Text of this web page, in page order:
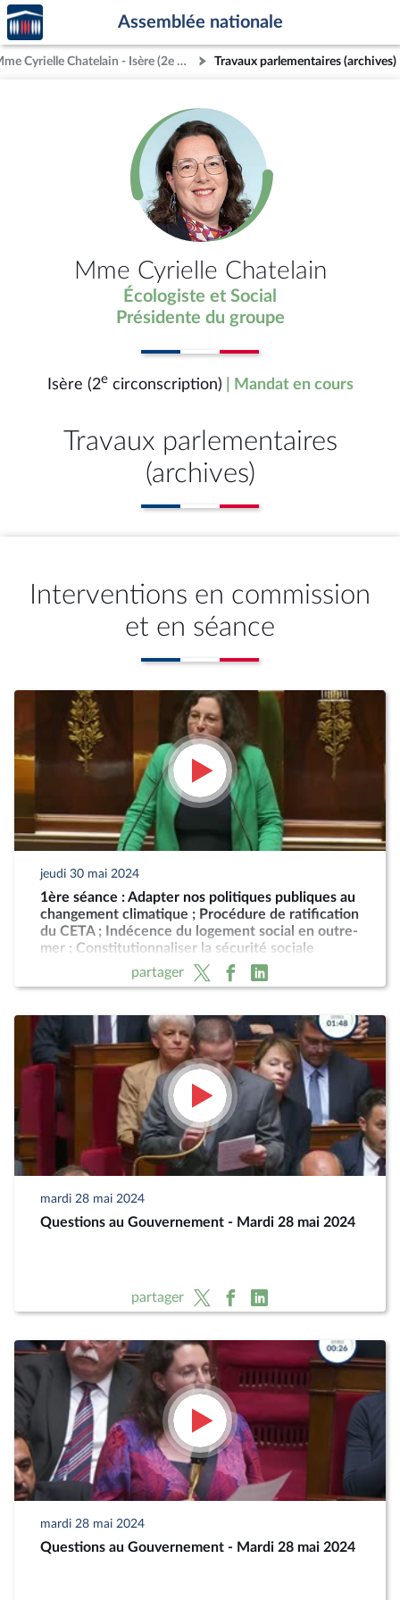
Aller au contenu
Aller en bas de la page
Accèder
à la
page
d'accueil
Assemblée nationale
Mme Cyrielle Chatelain - Isère (2e circonscription) Travaux parlementaires (archives)
Mme Cyrielle Chatelain
Écologiste et Social
Présidente du groupe
Isère (2ecirconscription) | Mandat en cours
Travaux parlementaires
(archives)
Interventions en commission
et en séance
jeudi 30 mai 2024
1ère séance : Adapter nos politiques publiques au
changement climatique ; Procédure de ratification
du CETA ; Indécence du logement social en outre-
mer ; Constitutionnaliser la sécurité sociale
partager
mardi 28 mai 2024
Questions au Gouvernement - Mardi 28 mai 2024
partager
mardi 28 mai 2024
Questions au Gouvernement - Mardi 28 mai 2024